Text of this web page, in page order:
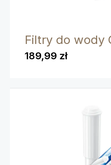
Filtry do wody
189,99 zł